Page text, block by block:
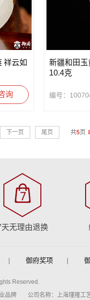
祥云如
询
新疆和田
10.4克
编号：
下一页 尾页 共5页
天无理由退换
| 御府奖项 |
Reserved.
品牌
公司名称：上海瑾隆工